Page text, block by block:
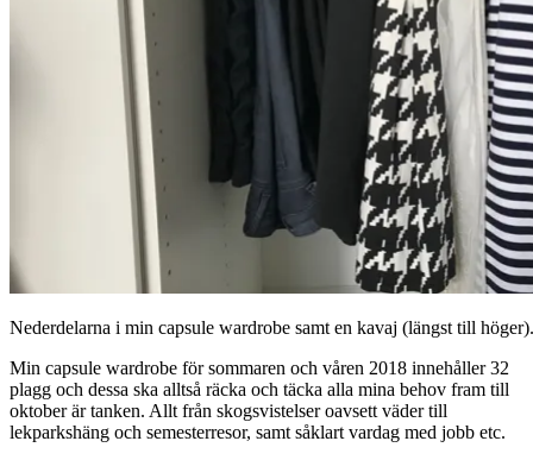
Nederdelarna i min capsule wardrobe samt en kavaj (längst till
Min capsule wardrobe för sommaren och våren 2018 innehåller 32
plagg och dessa ska alltså räcka och täcka alla mina behov fram till
oktober är tanken. Allt från skogsvistelser oavsett väder till
lekparkshäng och semesterresor, samt såklart vardag med jobb etc.